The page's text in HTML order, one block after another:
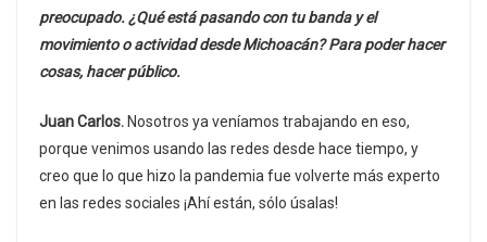
preocupado. ¿Qué está pasando con tu banda y el
movimiento o actividad desde Michoacán? Para poder hacer
cosas, hacer público.
Juan Carlos. Nosotros ya veníamos trabajando en eso,
porque venimos usando las redes desde hace tiempo, y
creo que lo que hizo la pandemia fue volverte más experto
en las redes sociales ¡Ahí están, sólo úsalas!